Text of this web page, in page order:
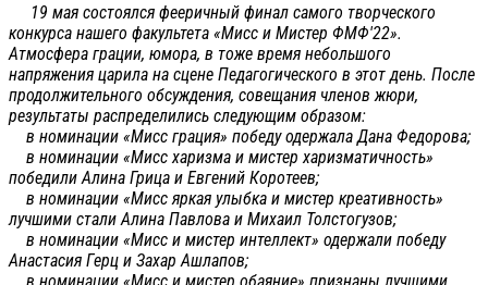
19 мая состоялся фееричный финал самого творческого
конкурса нашего факультета «Мисс и Мистер ФМФ'22».
Атмосфера грации, юмора, в тоже время небольшого
напряжения царила на сцене Педагогического в этот день. После
продолжительного обсуждения, совещания членов жюри,
результаты распределились следующим образом:
в номинации «Мисс грация» победу одержала Дана Федорова;
в номинации «Мисс харизма и мистер харизматичность»
победили Алина Грица и Евгений Коротеев;
в номинации «Мисс яркая улыбка и мистер креативность»
лучшими стали Алина Павлова и Михаил Толстогузов;
в номинации «Мисс и мистер интеллект» одержали победу
Анастасия Герц и Захар Ашлапов;